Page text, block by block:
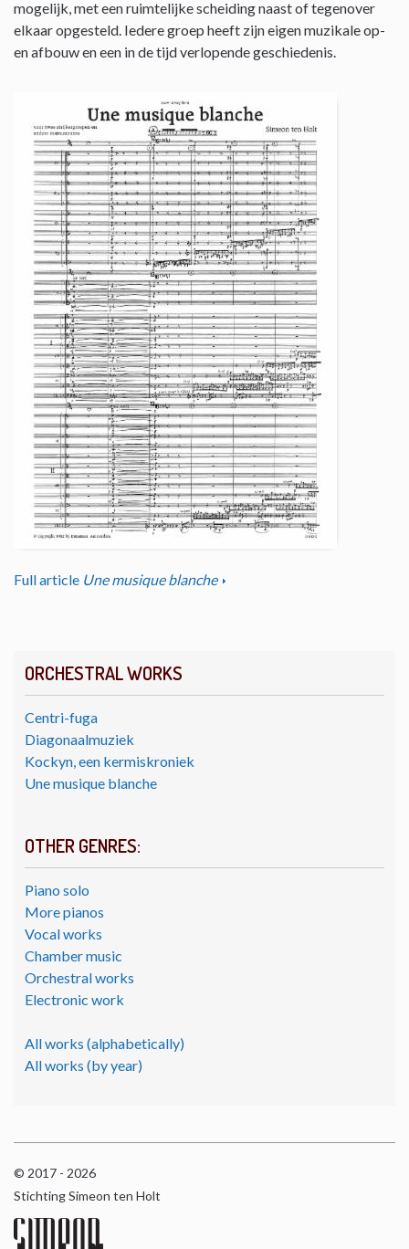
ORCHESTRAL WORKS
Centri-fuga
Diagonaalmuziek
Kockyn, een kermiskroniek
Une musique blanche
OTHER GENRES:
Piano solo
More pianos
Vocal works
Chamber music
Orchestral works
Electronic work
All works (alphabetically)
All works (by year)
mogelijk, met een ruimtelijke scheiding naast of tegenover
elkaar opgesteld. Iedere groep heeft zijn eigen muzikale op-
en afbouw en een in de tijd verlopende geschiedenis.
Full article Une musique blanche
© 2017 - 2026
Stichting Simeon ten Holt